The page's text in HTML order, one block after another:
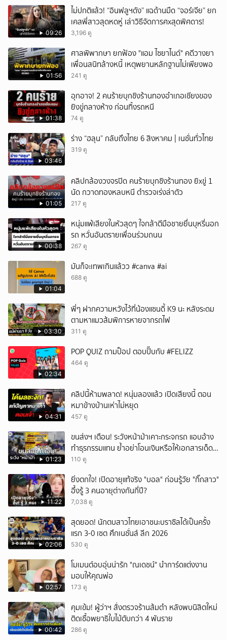
09:26
ไม่ปกติแล้ว! “อินฟลูฯดัง” แฉด้านมืด “จอร์เจีย” ยก
เคสพี่สาวสุดหดหู่ เล่าวิธีจัดการศxสุดพิศดาร!
3,196 ดู
01:56
ศาลพิพากษา ยกฟ้อง "แอม ไซยาไนด์" คดีวางยา
เพื่อนสนิทล้างหนี้ เหตุพยานหลักฐานไม่เพียงพอ
241 ดู
01:38
อุกอาจ! 2 คนร้ายบุกชิงร้านทองอำเภอเชียงของ
ยิงขู่กลางห้าง ก่อนทิ้งรถหนี
74 ดู
03:46
ร่าง “ฮลุน” กลับถึงไทย 6 สิงหาคม | เนชั่นทั่วไทย
319 ดู
01:05
คลิปกล้องวงจรปิด คนร้ายบุกชิงร้านทอง ยิxขู่ 1
นัด กวาดทองหลบหนี ตำรวจเร่งล่าตัว
217 ดู
00:38
หนุ่มแพ้เสียงในหัวสุดๆ ใจกล้าตีมือชายยื่นบุหรี่นอก
รถ หวั่นอันตรายเพื่อนร่วมถนน
267 ดู
01:04
มันก็จะเทพเกินแล้วว #canva #ai
688 ดู
03:30
พี่ๆ ฝากความหวังไว้ที่น้องแซนดี้ K9 นะ หลังระดม
ตามหาแมวส้มพิการหายจากรถไฟ
311 ดู
02:34
POP QUIZ ถามป็อป ตอบปั๊บกับ #FELIZZ
464 ดู
04:31
คลิปนี้ห้ามพลาด! หนุ่มลองแล้ว เปิดเสียงนี้ ตอน
หมาข้างบ้านเห่าไม่หยุด
457 ดู
01:23
ขนส่งฯ เตือน! ระวังหน้าม้าเคาะกระจกรถ แอบอ้าง
ทำธุรกรรมแทน ย้ำอย่าโอนเงินหรือให้เอกสารเด็ด
ขาด
110 ดู
11:22
ยิ่งตกใจ! เปิดอายุแท้จริง "บอล" ก่อนรู้วัย "กิ๊กสาว"
อึ้งรู้ 3 คนอายุต่างกันกี่ปี?
7,038 ดู
02:06
สุดยอด! นักตบสาวไทยเอาชนะบราซิลได้เป็นครั้ง
แรก 3-0 เซต ศึกเนชั่นส์ ลีก 2026
530 ดู
02:57
โมเมนต์อบอุ่นน่ารัก "ณเดชน์" นำการ์ดแต่งงาน
มอบให้คุณพ่อ
173 ดู
00:42
คุมเข้ม! ผู้ว่าฯ สั่งตรวจร้านส้มตำ หลังพบนิสิตใหม่
ติดเชื้อพยาธิใบไม้ตับกว่า 4 พันราย
286 ดู